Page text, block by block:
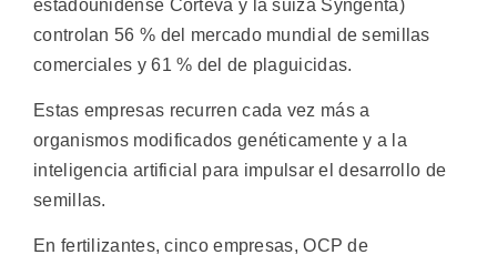
estadounidense Corteva y la suiza Syngenta)
controlan 56 % del mercado mundial de semillas
comerciales y 61 % del de plaguicidas.
Estas empresas recurren cada vez más a
organismos modificados genéticamente y a la
inteligencia artificial para impulsar el desarrollo de
semillas.
En fertilizantes, cinco empresas, OCP de